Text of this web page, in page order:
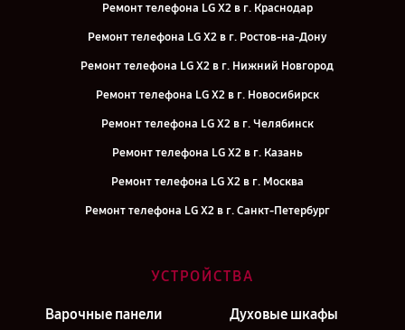
Ремонт телефона LG X2 в г. Краснодар
Ремонт телефона LG X2 в г. Ростов-на-Дону
Ремонт телефона LG X2 в г. Нижний Новгород
Ремонт телефона LG X2 в г. Новосибирск
Ремонт телефона LG X2 в г. Челябинск
Ремонт телефона LG X2 в г. Казань
Ремонт телефона LG X2 в г. Москва
Ремонт телефона LG X2 в г. Санкт-Петербург
УСТРОЙСТВА
Варочные панели Духовые шкафы